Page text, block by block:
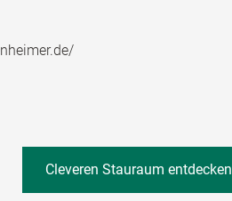
Cleveren Stauraum entdecken